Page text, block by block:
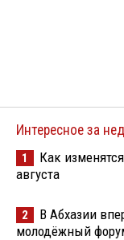
Интересное за
1
Как
августа
2
В Абхазии
молодёжный